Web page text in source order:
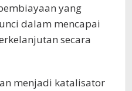
yang
dalam mencapai
secara
menjadi katalisator